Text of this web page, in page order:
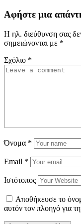
Αφήστε μια
Η ηλ. διεύθυνση σας
σημειώνονται με *
Σχόλιο *
Όνομα *
Email *
Ιστότοπος
Αποθήκευσε το
αυτόν τον πλοηγό για